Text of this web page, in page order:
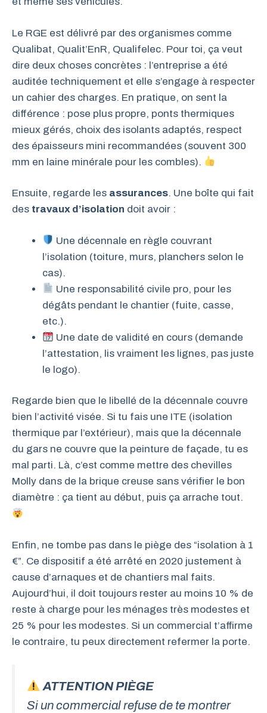
Le RGE est délivré par des organismes comme
Qualibat, Qualit’EnR, Qualifelec. Pour toi, ça veut
dire deux choses concrètes : l’entreprise a été
auditée techniquement et elle s’engage à respecter
un cahier des charges. En pratique, on sent la
différence : pose plus propre, ponts thermiques
mieux gérés, choix des isolants adaptés, respect
des épaisseurs mini recommandées (souvent 300
mm en laine minérale pour les combles).
Ensuite, regarde les assurances. Une boîte qui fait
des travaux d’isolation doit avoir :
Une décennale en règle couvrant
l’isolation (toiture, murs, planchers selon le
cas).
Une responsabilité civile pro, pour les
dégâts pendant le chantier (fuite, casse,
etc.).
Une date de validité en cours (demande
l’attestation, lis vraiment les lignes, pas juste
le logo).
Regarde bien que le libellé de la décennale couvre
bien l’activité visée. Si tu fais une ITE (isolation
thermique par l’extérieur), mais que la décennale
du gars ne couvre que la peinture de façade, tu es
mal parti. Là, c’est comme mettre des chevilles
Molly dans de la brique creuse sans vérifier le bon
diamètre : ça tient au début, puis ça arrache tout.
Enfin, ne tombe pas dans le piège des “isolation à 1
€”. Ce dispositif a été arrêté en 2020 justement à
cause d’arnaques et de chantiers mal faits.
Aujourd’hui, il doit toujours rester au moins 10 % de
reste à charge pour les ménages très modestes et
25 % pour les modestes. Si un commercial t’affirme
le contraire, tu peux directement refermer la porte.
ATTENTION PIÈGE
Si un commercial refuse de te montrer